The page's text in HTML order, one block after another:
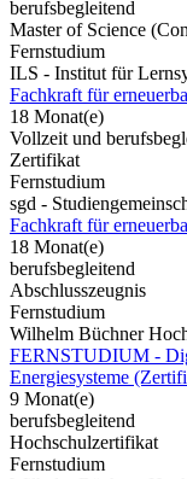
berufsbegleitend
Master of Science
Fernstudium
ILS - Institut für
Fachkraft für
18 Monat(e)
Vollzeit und
Zertifikat
Fernstudium
sgd -
Fachkraft für
18 Monat(e)
berufsbegleitend
Abschlusszeugnis
Fernstudium
Wilhelm Büchner
FERNSTUDIUM -
Energiesysteme
9 Monat(e)
berufsbegleitend
Hochschulzertifikat
Fernstudium